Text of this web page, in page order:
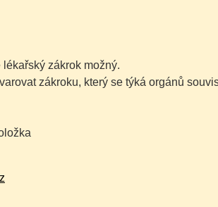
zákrok možný.
zákroku, který se týká orgánů